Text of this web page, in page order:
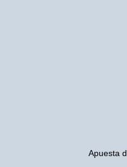
Apuesta